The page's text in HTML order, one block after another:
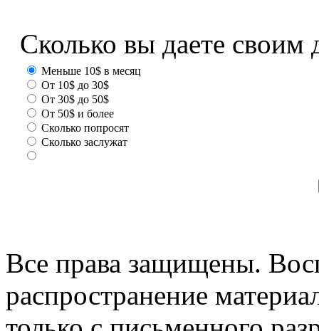
Сколько вы даете своим
Меньше 10$ в месяц
От 10$ до 30$
От 30$ до 50$
От 50$ и более
Сколько попросят
Сколько заслужат
Все права защищены.
распространение